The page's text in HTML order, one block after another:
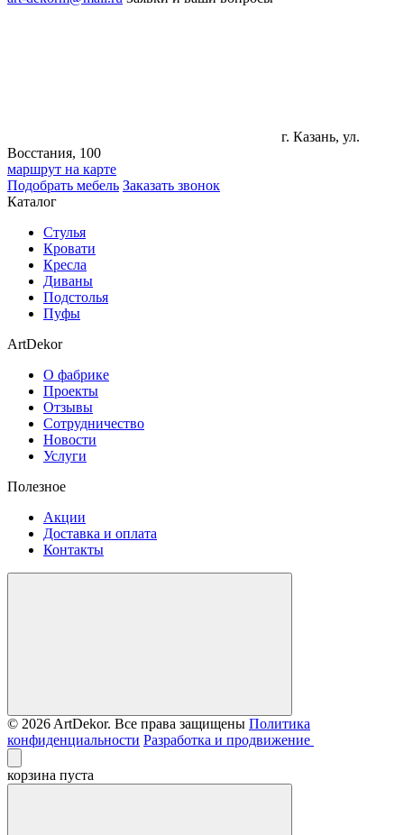
г. Казань, ул.
Восстания, 100
маршрут на карте
Подобрать мебель Заказать звонок
Каталог
Стулья
Кровати
Кресла
Диваны
Подстолья
Пуфы
ArtDekor
О фабрике
Проекты
Отзывы
Сотрудничество
Новости
Услуги
Полезное
Акции
Доставка и оплата
Контакты
© 2026 ArtDekor. Все права защищены Политика
конфиденциальности Разработка и продвижение
корзина пуста